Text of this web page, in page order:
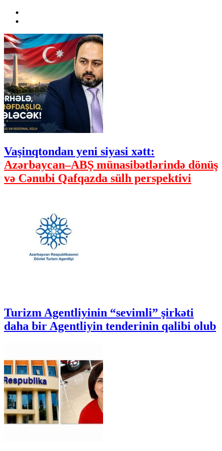
Vaşinqtondan yeni siyasi xətt:
Azərbaycan–ABŞ münasibətlərində dönüş
və Cənubi Qafqazda sülh perspektivi
Turizm Agentliyinin “sevimli” şirkəti
daha bir Agentliyin tenderinin qalibi olub